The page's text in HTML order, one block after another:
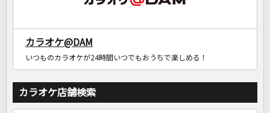
カラオケ@DAM
いつものカラオケが24時間いつでもおうちで楽しめる！
カラオケ店舗検索